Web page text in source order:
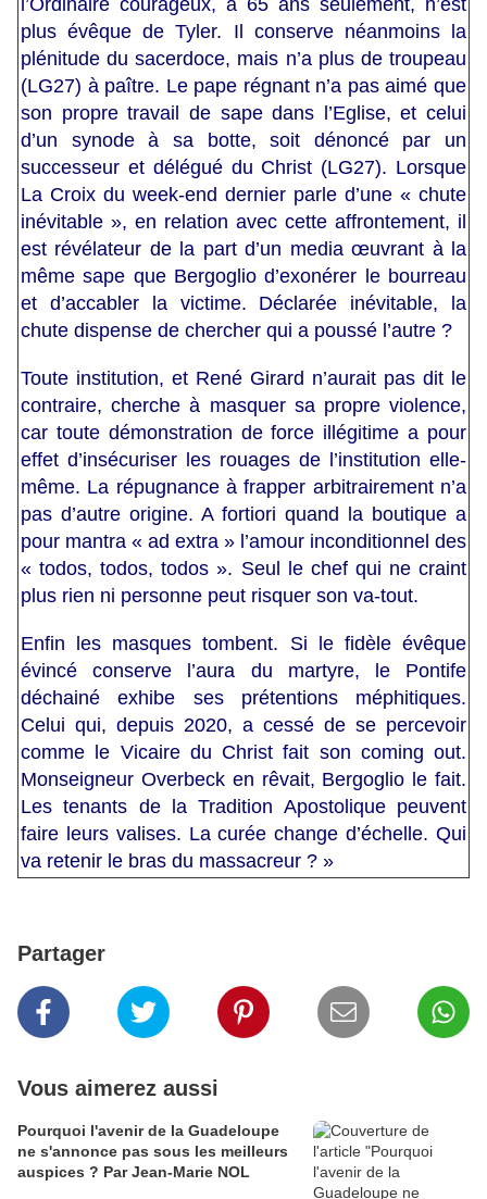
l’Ordinaire courageux, à 65 ans seulement, n’est
plus évêque de Tyler. Il conserve néanmoins la
plénitude du sacerdoce, mais n’a plus de troupeau
(LG27) à paître. Le pape régnant n’a pas aimé que
son propre travail de sape dans l’Eglise, et celui
d’un synode à sa botte, soit dénoncé par un
successeur et délégué du Christ (LG27). Lorsque
La Croix du week-end dernier parle d’une « chute
inévitable », en relation avec cette affrontement, il
est révélateur de la part d’un media œuvrant à la
même sape que Bergoglio d’exonérer le bourreau
et d’accabler la victime. Déclarée inévitable, la
chute dispense de chercher qui a poussé l’autre ?
Toute institution, et René Girard n’aurait pas dit le
contraire, cherche à masquer sa propre violence,
car toute démonstration de force illégitime a pour
effet d’insécuriser les rouages de l’institution elle-
même. La répugnance à frapper arbitrairement n’a
pas d’autre origine. A fortiori quand la boutique a
pour mantra « ad extra » l’amour inconditionnel des
« todos, todos, todos ». Seul le chef qui ne craint
plus rien ni personne peut risquer son va-tout.
Enfin les masques tombent. Si le fidèle évêque
évincé conserve l’aura du martyre, le Pontife
déchainé exhibe ses prétentions méphitiques.
Celui qui, depuis 2020, a cessé de se percevoir
comme le Vicaire du Christ fait son coming out.
Monseigneur Overbeck en rêvait, Bergoglio le fait.
Les tenants de la Tradition Apostolique peuvent
faire leurs valises. La curée change d’échelle. Qui
va retenir le bras du massacreur ? »
Partager
Vous aimerez aussi
Pourquoi l'avenir de la Guadeloupe
ne s'annonce pas sous les meilleurs
auspices ? Par Jean-Marie NOL